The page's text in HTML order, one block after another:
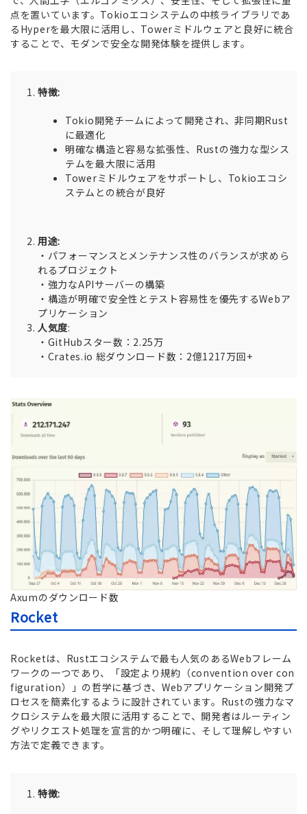
点を置いています。Tokioエコシステムの中核ライブラリであ
るHyperを最大限に活用し、Towerミドルウェアと良好に統合
することで、モダンで安全な開発体験を提供します。
特徴:
Tokio開発チームによって開発され、非同期Rust
に最適化
明確な構造と容易な拡張性、Rustの強力な型シス
テムを最大限に活用
Towerミドルウェアをサポートし、Tokioエコシ
ステムとの統合が良好
用途:
・パフォーマンスとメンテナンス性のバランスが求めら
れるプロジェクト
・強力なAPIサーバーの構築
・構造が明確で安全性とテスト容易性を優先するWebア
プリケーション
人気度:
・GitHubスター数：2.25万
・Crates.io 総ダウンロード数：2億1217万回+
Axumのダウンロード数
Rocket
Rocketは、Rustエコシステムで最も人気のあるWebフレーム
ワークの一つであり、「設定より規約（convention over con
figuration）」の哲学に基づき、Webアプリケーション開発プ
ロセスを簡素化するように設計されています。Rustの強力なマ
クロシステムを最大限に活用することで、開発者はルーティン
グやリクエスト処理を宣言的かつ明確に、そして理解しやすい
方法で定義できます。
特徴: